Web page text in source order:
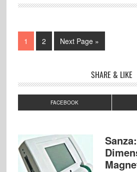
1 2 Next Page »
SHARE & LIKE
FACEBOOK